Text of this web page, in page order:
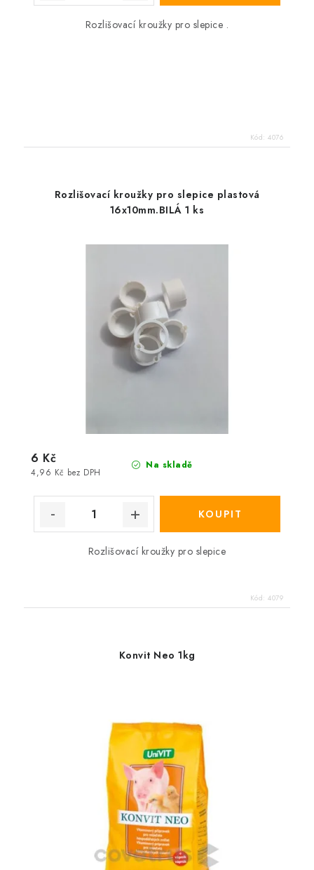
Rozlišovací kroužky pro slepice .
Kód: 4076
Rozlišovací kroužky pro slepice plastová
16x10mm.BILÁ 1 ks
Na skladě
4,96 Kč bez DPH
6 Kč
Rozlišovací kroužky pro slepice
Kód: 4079
Konvit Neo 1kg